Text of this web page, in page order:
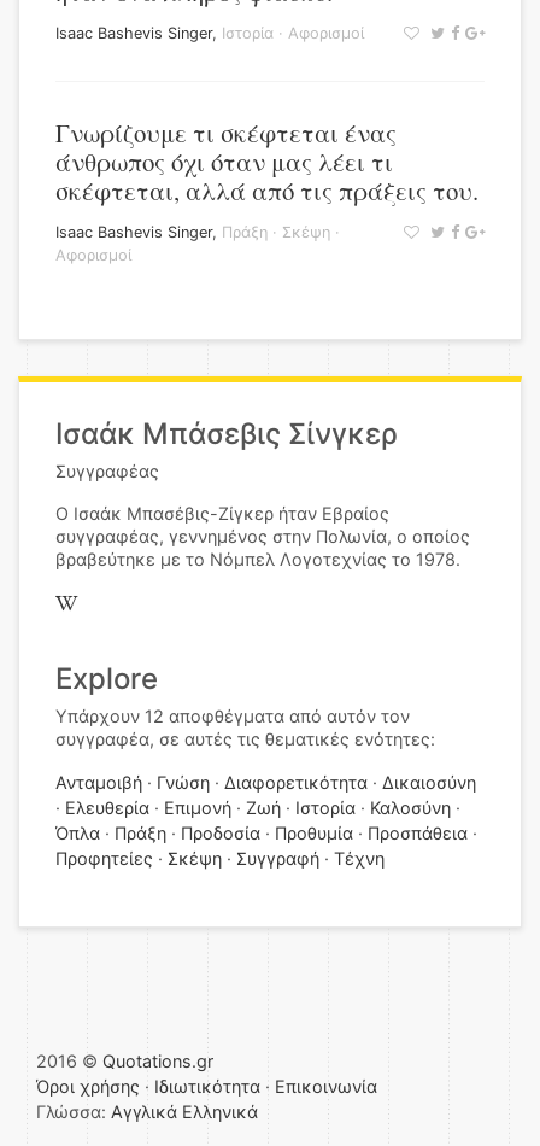
Isaac Bashevis Singer, Ιστορία · Αφορισμοί
Γνωρίζουμε τι σκέφτεται ένας
άνθρωπος όχι όταν μας λέει τι
σκέφτεται, αλλά από τις πράξεις του.
Isaac Bashevis Singer, Πράξη · Σκέψη ·
Αφορισμοί
Ισαάκ Μπάσεβις Σίνγκερ
Συγγραφέας
Ο Ισαάκ Μπασέβις-Ζίγκερ ήταν Εβραίος
συγγραφέας, γεννημένος στην Πολωνία, ο οποίος
βραβεύτηκε με το Νόμπελ Λογοτεχνίας το 1978.
Explore
Υπάρχουν 12 αποφθέγματα από αυτόν τον
συγγραφέα, σε αυτές τις θεματικές ενότητες:
Ανταμοιβή Γνώση Διαφορετικότητα
Δικαιοσύνη
Ελευθερία
Επιμονή Ζωή Ιστορία
Καλοσύνη
Όπλα
Πράξη Προδοσία Προθυμία
Προσπάθεια
Προφητείες
Σκέψη Συγγραφή Τέχνη
2016 © Quotations.gr
Όροι χρήσης · Ιδιωτικότητα · Επικοινωνία
Γλώσσα: Αγγλικά Ελληνικά